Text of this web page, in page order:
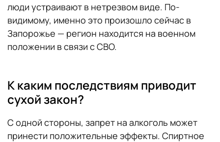
люди устраивают в нетрезвом виде. По-
видимому, именно это произошло сейчас в
Запорожье — регион находится на военном
положении в связи с СВО.
К каким последствиям приводит
сухой закон?
С одной стороны, запрет на алкоголь может
принести положительные эффекты. Спиртное